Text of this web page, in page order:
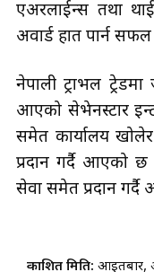
एअरलाईन्स तथा
अवार्ड हात पार्न
नेपाली ट्राभल
आएको सेभेनस्टार
समेत कार्यालय
प्रदान गर्दै आएको
सेवा समेत प्रदान
प्रकाशित मिति: आइतबार,